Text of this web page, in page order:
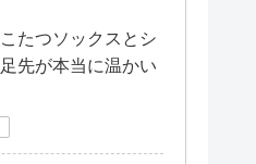
たつソックスとシ
先が本当に温かい